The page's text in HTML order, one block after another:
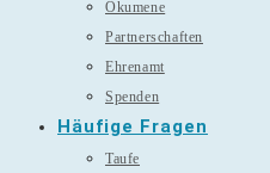
Ökumene
Partnerschaften
Ehrenamt
Spenden
Häufige Fragen
Taufe